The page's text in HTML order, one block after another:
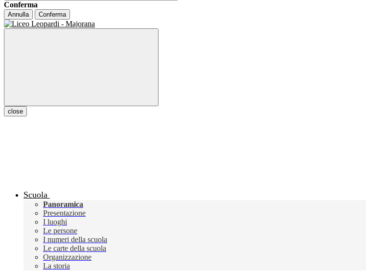
Conferma
Annulla Conferma
close
Scuola
Panoramica
Presentazione
I luoghi
Le persone
I numeri della scuola
Le carte della scuola
Organizzazione
La storia